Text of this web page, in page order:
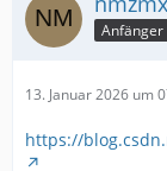
Anfänger
13. Januar 2026 um
https://